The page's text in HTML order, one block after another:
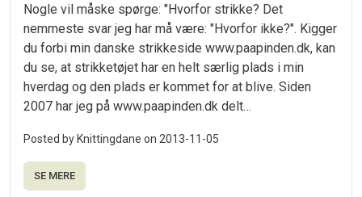
Nogle vil måske spørge: "Hvorfor strikke? Det
nemmeste svar jeg har må være: "Hvorfor ikke?". Kigger
du forbi min danske strikkeside www.paapinden.dk, kan
du se, at strikketøjet har en helt særlig plads i min
hverdag og den plads er kommet for at blive. Siden
2007 har jeg på www.paapinden.dk delt…
Posted by Knittingdane on 2013-11-05
SE MERE